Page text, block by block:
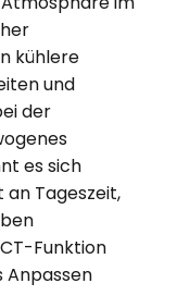
kühlere
und
der
es sich
an Tageszeit,
Funktion
Anpassen